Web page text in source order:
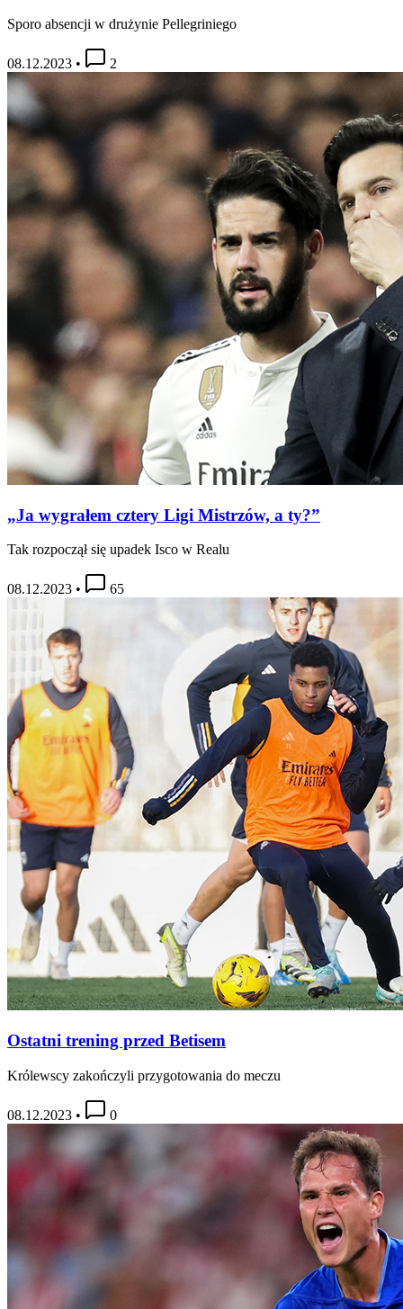
Sporo absencji w drużynie Pellegriniego
08.12.2023 • 2
„Ja wygrałem cztery Ligi Mistrzów, a ty?”
Tak rozpoczął się upadek Isco w Realu
08.12.2023 • 65
Ostatni trening przed Betisem
Królewscy zakończyli przygotowania do meczu
08.12.2023 • 0